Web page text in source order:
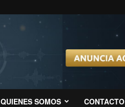
QUIENES SOMOS CONTACTO